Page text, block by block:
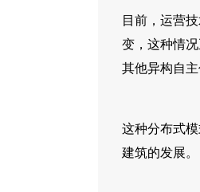
目前，运营
变，这种情
其他异构自
这种分布式
建筑的发展。